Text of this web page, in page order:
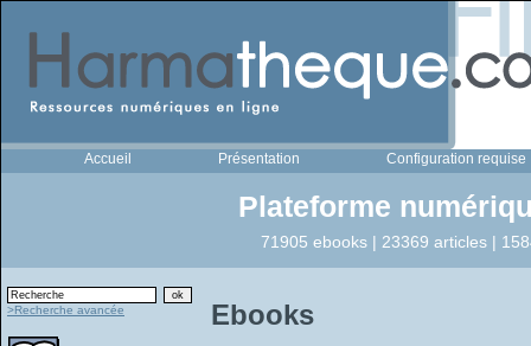
Accueil Présentation Configuration requise
Plateforme
71905 ebooks | 23369 articles |
>Recherche avancée Ebooks